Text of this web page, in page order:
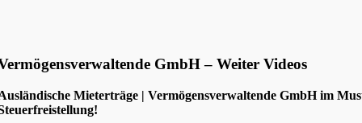
GmbH – Weiter Videos
Mieterträge | Vermögensverwaltende GmbH im